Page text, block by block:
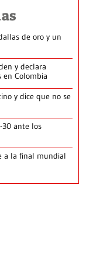
de oro y un
y declara
Colombia
y dice que no se
30 ante los
a la final mundial